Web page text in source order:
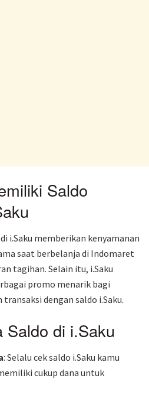
Saldo
i.Saku memberikan kenyamanan
saat berbelanja di Indomaret
tagihan. Selain itu, i.Saku
promo menarik bagi
dengan saldo i.Saku.
Saldo di i.Saku
: Selalu cek saldo i.Saku kamu
cukup dana untuk